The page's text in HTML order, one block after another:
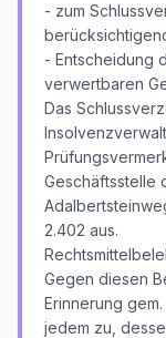
- zum
- Entscheidung
verwertbaren
Das
Geschäftsstelle
2.402 aus.
Gegen diesen
Erinnerung
jedem zu,